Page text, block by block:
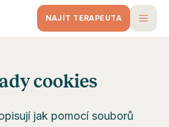
NAJÍT TERAPEUTA
cookies
jak pomocí souborů